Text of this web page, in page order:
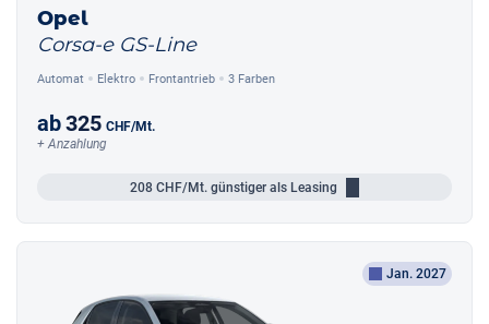
Opel
Corsa-e GS-Line
Automat Elektro Frontantrieb 3 Farben
ab325 CHF/Mt.
+ Anzahlung
208 CHF/Mt. günstiger als Leasing
Jan. 2027